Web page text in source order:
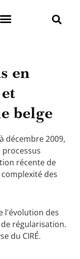
en
belge
décembre 2009,
récente de
des
l'évolution des
régularisation.
du CIRÉ.